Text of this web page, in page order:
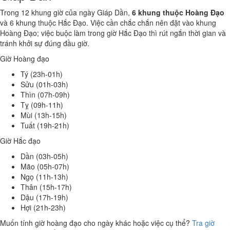
Trong 12 khung giờ của ngày Giáp Dần, 6 khung thuộc Hoàng Đạo
và 6 khung thuộc Hắc Đạo. Việc cần chắc chắn nên đặt vào khung
Hoàng Đạo; việc buộc làm trong giờ Hắc Đạo thì rút ngắn thời gian và
tránh khởi sự đúng đầu giờ.
Giờ Hoàng đạo
Tý (23h-01h)
Sửu (01h-03h)
Thìn (07h-09h)
Tỵ (09h-11h)
Mùi (13h-15h)
Tuất (19h-21h)
Giờ Hắc đạo
Dần (03h-05h)
Mão (05h-07h)
Ngọ (11h-13h)
Thân (15h-17h)
Dậu (17h-19h)
Hợi (21h-23h)
Muốn tính giờ hoàng đạo cho ngày khác hoặc việc cụ thể? Tra giờ